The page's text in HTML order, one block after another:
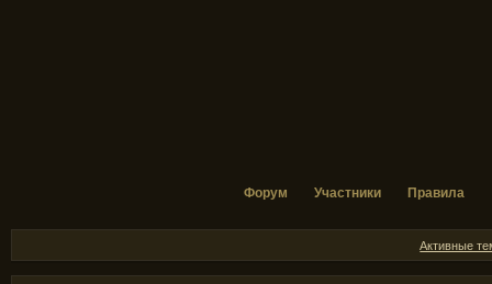
Форум Участники Правила
Активные